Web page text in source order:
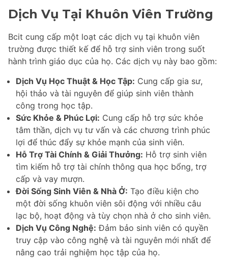
Dịch Vụ Tại Khuôn Viên Trường
Bcit cung cấp một loạt các dịch vụ tại khuôn viên
trường được thiết kế để hỗ trợ sinh viên trong suốt
hành trình giáo dục của họ. Các dịch vụ này bao gồm:
Dịch Vụ Học Thuật & Học Tập: Cung cấp gia sư,
hội thảo và tài nguyên để giúp sinh viên thành
công trong học tập.
Sức Khỏe & Phúc Lợi: Cung cấp hỗ trợ sức khỏe
tâm thần, dịch vụ tư vấn và các chương trình phúc
lợi để thúc đẩy sự khỏe mạnh của sinh viên.
Hỗ Trợ Tài Chính & Giải Thưởng: Hỗ trợ sinh viên
tìm kiếm hỗ trợ tài chính thông qua học bổng, trợ
cấp và vay mượn.
Đời Sống Sinh Viên & Nhà Ở: Tạo điều kiện cho
một đời sống khuôn viên sôi động với nhiều câu
lạc bộ, hoạt động và tùy chọn nhà ở cho sinh viên.
Dịch Vụ Công Nghệ: Đảm bảo sinh viên có quyền
truy cập vào công nghệ và tài nguyên mới nhất để
nâng cao trải nghiệm học tập của họ.